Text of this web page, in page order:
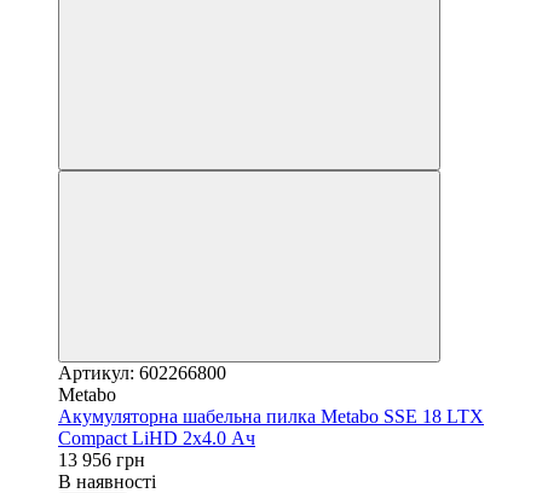
Артикул: 602266800
Metabo
Акумуляторна шабельна пилка Metabo SSE 18 LTX
Compact LiHD 2x4.0 Ач
13 956 грн
В наявності